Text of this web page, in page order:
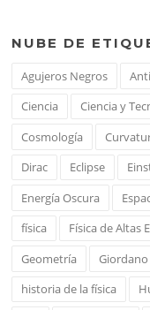
NUBE DE
Agujeros Negros
Ciencia
Ciencia y
Cosmología
Dirac
Eclipse
Energía Oscura
física
Física de Altas
Geometría
historia de la física